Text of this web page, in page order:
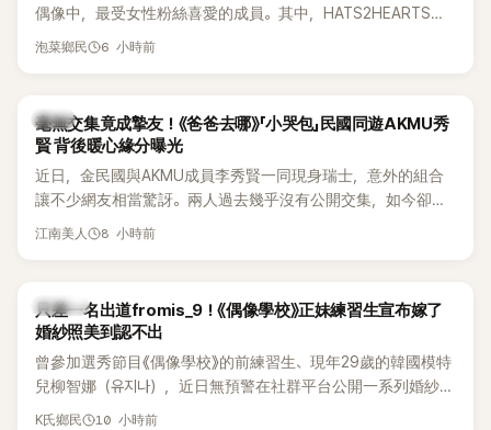
偶像中，最受女性粉絲喜愛的成員。其中，HATS2HEARTS成
員包攬了前三名，展現了她們在女性社群中的高人氣。
泡菜鄉民 6 小時前
韓星
毫無交集竟成摯友！《爸爸去哪》「小哭包」民國同遊AKMU秀
賢 背後暖心緣分曝光
近日，金民國與AKMU成員李秀賢一同現身瑞士，意外的組合
讓不少網友相當驚訝。兩人過去幾乎沒有公開交集，如今卻一
起踏上瑞士之旅，也讓粉絲紛紛好奇：「他們到底是怎麼認識
江南美人 8 小時前
K-POP
只差一名出道fromis_9！《偶像學校》正妹練習生宣布嫁了
婚紗照美到認不出
曾參加選秀節目《偶像學校》的前練習生、現年29歲的韓國模特
兒柳智娜（유지나），近日無預警在社群平台公開一系列婚紗
照，親自宣布即將步入婚姻，消息曝光後讓不少曾追看節目的
K氏鄉民 10 小時前